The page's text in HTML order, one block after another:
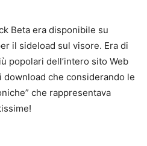
Beta era disponibile su
il sideload sul visore. Era di
popolari dell’intero sito Web
che considerando le
che rappresentava